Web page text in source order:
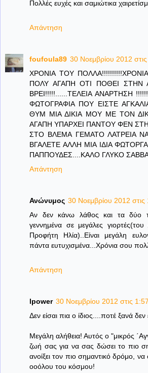
Πολλές ευχές και σαμιώτικα
Απάντηση
foufoula89 30 Νοεμβρίου 2012
ΧΡΟΝΙΑ ΤΟΥ
ΠΟΛΥ ΑΓΑΠΗ ΟΤΙ ΠΟΘΕΙ ΣΤΗΝ
ΒΡΕΙ!!!!!......ΤΕΛΕΙΑ ΑΝΑΡΤΗΣΗ
ΦΩΤΟΓΡΑΦΙΑ ΠΟΥ ΕΙΣΤΕ
ΘΥΜ ΜΙΑ ΔΙΚΙΑ ΜΟΥ ΜΕ ΤΟΝ
ΑΓΑΠΗ ΥΠΑΡΧΕΙ ΠΑΝΤΟΥ ΦΕΝ
ΣΤΟ ΒΛΕΜΑ ΓΕΜΑΤΟ ΛΑΤΡΕΙΑ
ΒΓΑΛΕΤΕ ΑΛΛΗ ΜΙΑ ΙΔΙΑ
ΠΑΠΠΟΥΔΕΣ....ΚΑΛΟ ΓΛΥΚΟ
Απάντηση
Ανώνυμος 30 Νοεμβρίου 2012 στις
Αν δεν κάνω λάθος και τα δύο
γεννημένα σε μεγάλες
Προφήτη Ηλία)..Είναι μεγάλη
πάντα ευτυχισμένα...Χρόνια σου
Απάντηση
lpower 30 Νοεμβρίου 2012 στις
Δεν είσαι πια ο ίδιος....ποτέ ξανά δεν
Μεγάλη αλήθεια! Αυτός ο "μικρός
ζωή σας για να σας δώσει το πιο
ανοίξει τον πιο σημαντικό δρόμο, να
οοόλου του κόσμου!